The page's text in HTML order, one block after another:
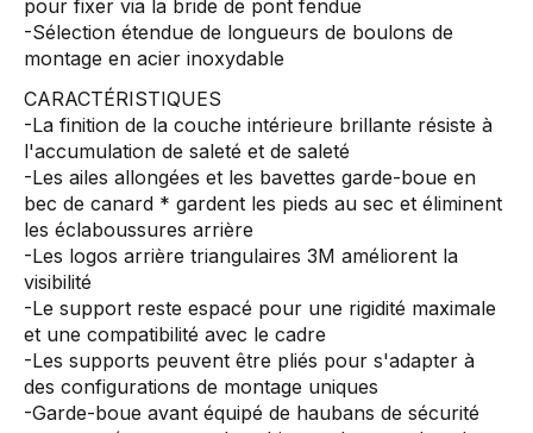
pour fixer via la bride de pont fendue
-Sélection étendue de longueurs de boulons de
montage en acier inoxydable
CARACTÉRISTIQUES
-La finition de la couche intérieure brillante résiste à
l'accumulation de saleté et de saleté
-Les ailes allongées et les bavettes garde-boue en
bec de canard * gardent les pieds au sec et éliminent
les éclaboussures arrière
-Les logos arrière triangulaires 3M améliorent la
visibilité
-Le support reste espacé pour une rigidité maximale
et une compatibilité avec le cadre
-Les supports peuvent être pliés pour s'adapter à
des configurations de montage uniques
-Garde-boue avant équipé de haubans de sécurité